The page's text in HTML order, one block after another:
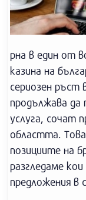
рна в един от
казина на
сериозен ръст
продължава да
услуга, сочат
областта.
позициите на
разгледаме
предложения в